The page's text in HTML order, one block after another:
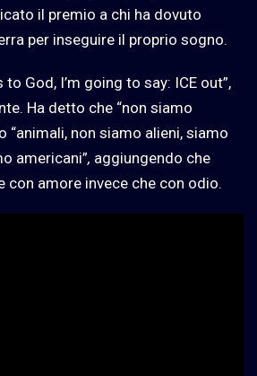
il premio a chi ha dovuto
per inseguire il proprio sogno.
God, I’m going to say: ICE out”,
Ha detto che “non siamo
“animali, non siamo alieni, siamo
americani”, aggiungendo che
con amore invece che con odio.